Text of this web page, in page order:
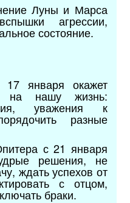
Луны и Марса
агрессии,
состояние.
января окажет
на нашу жизнь:
уважения к
разные
с 21 января
решения, не
ждать успехов от
с отцом,
браки.